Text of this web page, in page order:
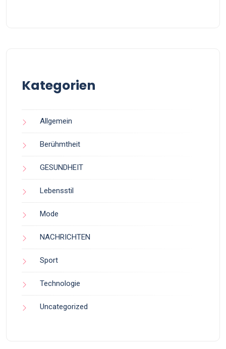
Kategorien
Allgemein
Berühmtheit
GESUNDHEIT
Lebensstil
Mode
NACHRICHTEN
Sport
Technologie
Uncategorized